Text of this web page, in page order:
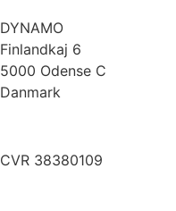
DYNAMO
Finlandkaj 6
5000 Odense C
Danmark
CVR 38380109